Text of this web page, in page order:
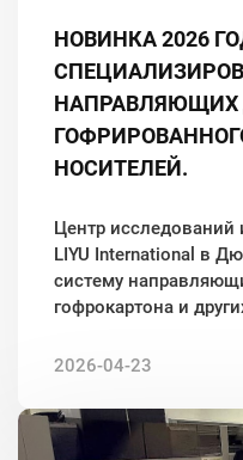
НОВИНКА 2026
НАПРАВЛЯЮЩИХ
НОСИТЕЛЕЙ.
Центр исследований
LIYU International в
систему
гофрокартона и
2026-04-23